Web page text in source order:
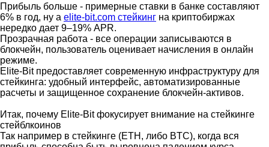
Прибыль больше - примерные ставки в банке составляют
6% в год, ну а elite-bit.com стейкинг на криптобиржах
нередко дает 9–19% APR.
Прозрачная работа - все операции записываются в
блокчейн, пользователь оценивает начисления в онлайн
режиме.
Elite-Bit предоставляет современную инфраструктуру для
стейкинга: удобный интерфейс, автоматизированные
расчеты и защищенное сохранение блокчейн-активов.
Итак, почему Elite-Bit фокусирует внимание на стейкинге
стейблкоинов
Так например в стейкинге (ETH, либо BTC), когда вся